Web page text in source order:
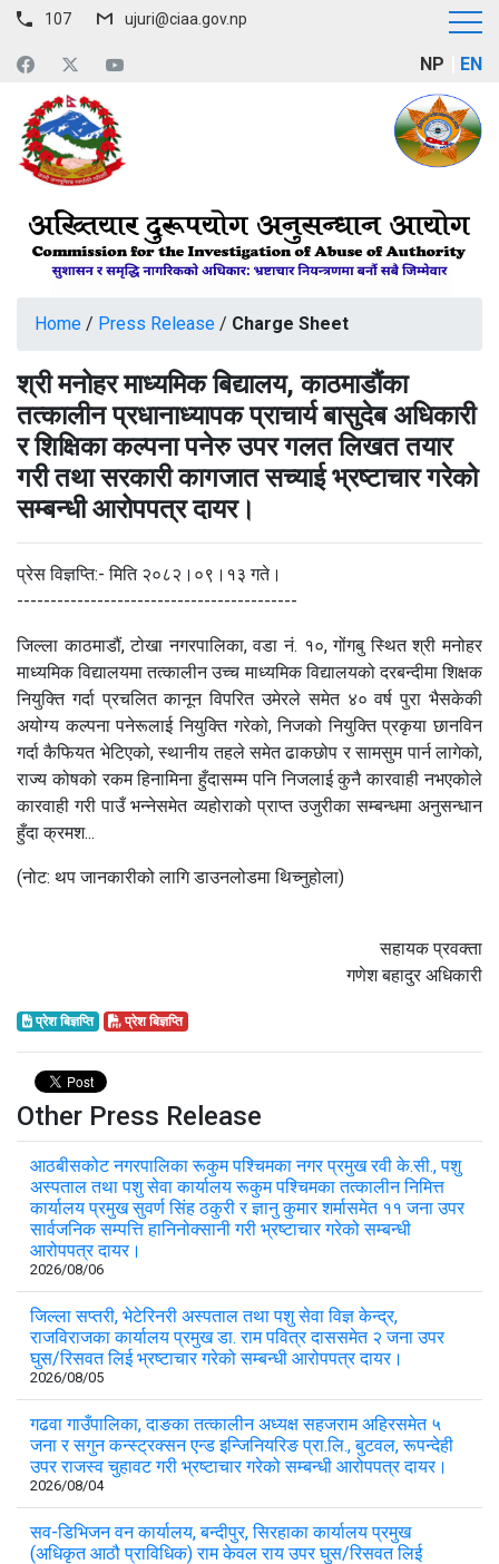
107 ujuri@ciaa.gov.np
NP EN
Home / Press Release / Charge Sheet
श्री मनोहर माध्यमिक बिद्यालय, काठमाडौंका
तत्कालीन प्रधानाध्यापक प्राचार्य बासुदेब अधिकारी
र शिक्षिका कल्पना पनेरु उपर गलत लिखत तयार
गरी तथा सरकारी कागजात सच्याई भ्रष्टाचार गरेको
सम्बन्धी आरोपपत्र दायर।
प्रेस विज्ञप्ति:- मिति २०८२।०९।१३ गते।
------------------------------------------
जिल्ला काठमाडौं, टोखा नगरपालिका, वडा नं. १०, गोंगबु स्थित श्री मनोहर
माध्यमिक विद्यालयमा तत्कालीन उच्च माध्यमिक विद्यालयको दरबन्दीमा शिक्षक
नियुक्ति गर्दा प्रचलित कानून विपरित उमेरले समेत ४० वर्ष पुरा भैसकेकी
अयोग्य कल्पना पनेरूलाई नियुक्ति गरेको, निजको नियुक्ति प्रकृया छानविन
गर्दा कैफियत भेटिएको, स्थानीय तहले समेत ढाकछोप र सामसुम पार्न लागेको,
राज्य कोषको रकम हिनामिना हुँदासम्म पनि निजलाई कुनै कारवाही नभएकोले
कारवाही गरी पाउँ भन्नेसमेत व्यहोराको प्राप्त उजुरीका सम्बन्धमा अनुसन्धान
हुँदा क्रमश...
(नोट: थप जानकारीको लागि डाउनलोडमा थिच्नुहोला)
सहायक प्रवक्ता
गणेश बहादुर अधिकारी
प्रेश बिज्ञप्ति प्रेश बिज्ञप्ति
Other Press Release
आठबीसकोट नगरपालिका रूकुम पश्चिमका नगर प्रमुख रवी के.सी., पशु
अस्पताल तथा पशु सेवा कार्यालय रूकुम पश्चिमका तत्कालीन निमित्त
कार्यालय प्रमुख सुवर्ण सिंह ठकुरी र ज्ञानु कुमार शर्मासमेत ११ जना उपर
सार्वजनिक सम्पत्ति हानिनोक्सानी गरी भ्रष्टाचार गरेको सम्बन्धी
आरोपपत्र दायर।
2026/08/06
जिल्ला सप्तरी, भेटेरिनरी अस्पताल तथा पशु सेवा विज्ञ केन्द्र,
राजविराजका कार्यालय प्रमुख डा. राम पवित्र दाससमेत २ जना उपर
घुस/रिसवत लिई भ्रष्टाचार गरेको सम्बन्धी आरोपपत्र दायर।
2026/08/05
गढवा गाउँपालिका, दाङका तत्कालीन अध्यक्ष सहजराम अहिरसमेत ५
जना र सगुन कन्स्ट्रक्सन एन्ड इन्जिनियरिङ प्रा.लि., बुटवल, रूपन्देही
उपर राजस्व चुहावट गरी भ्रष्टाचार गरेको सम्बन्धी आरोपपत्र दायर।
2026/08/04
सव-डिभिजन वन कार्यालय, बन्दीपुर, सिरहाका कार्यालय प्रमुख
(अधिकृत आठौ प्राविधिक) राम केवल राय उपर घुस/रिसवत लिई